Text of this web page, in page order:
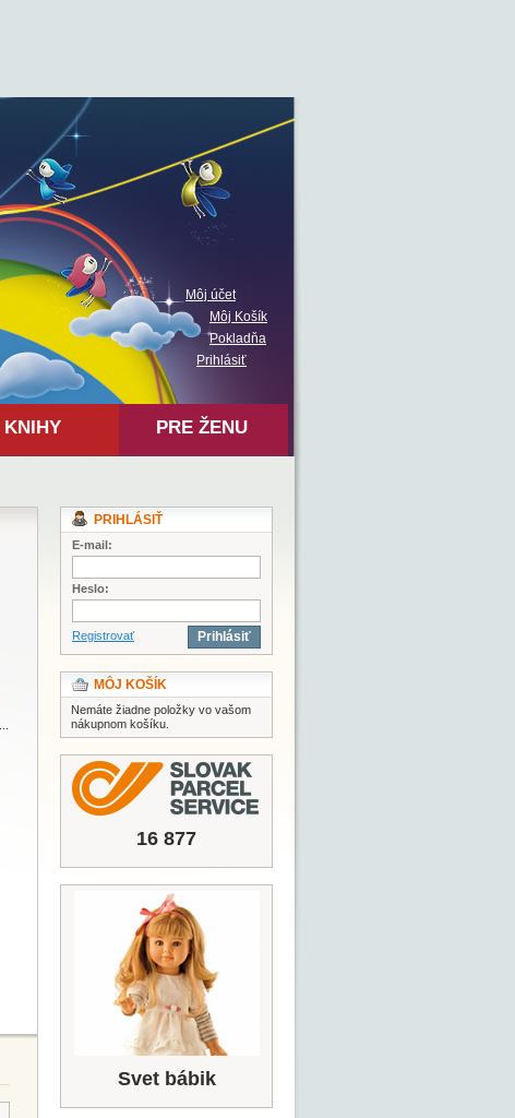
Môj účet
Môj Košík
Pokladňa
Prihlásiť
KNIHY PRE ŽENU
PRIHLÁSIŤ
E-mail:
Heslo:
Registrovať Prihlásiť
MÔJ KOŠÍK
Nemáte žiadne položky vo vašom
nákupnom košíku.
16 877
Svet bábik